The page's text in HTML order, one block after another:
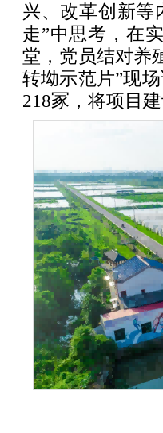
兴、改革创新等
走”中思考，在
堂，党员结对养
转坳示范片”现
218冢，将项目